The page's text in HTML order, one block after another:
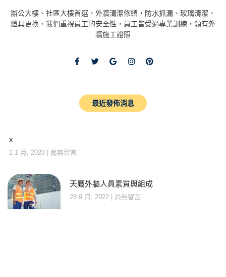
辦公大樓、社區大樓首選，外牆清潔修繕，防水抓漏、玻璃清潔、
燈具更換、我們重視員工的安全性，員工皆受過專業訓練，領有外
牆施工證照
最近發佈消息
x
1 1 月, 2020 尚無留言
天鷹外牆人員素質與組成
28 9 月, 2022 尚無留言